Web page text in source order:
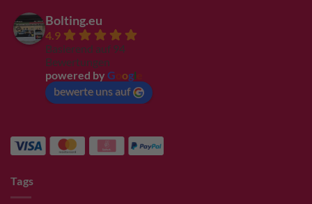
Bolting.eu
4.9
Basierend auf 94
Bewertungen
powered by G ogl
bewerte uns auf
Tags